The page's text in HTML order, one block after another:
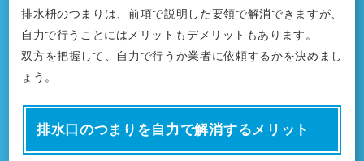
排水枡のつまりは、前項で説明した要領で解消できますが、
自力で行うことにはメリットもデメリットもあります。
双方を把握して、自力で行うか業者に依頼するかを決めまし
ょう。
排水口のつまりを自力で解消するメリット